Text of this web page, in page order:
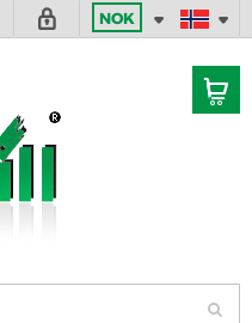
NOK